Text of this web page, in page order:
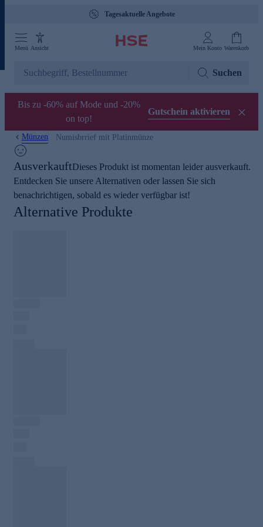
Tagesaktuelle Angebote
Menü Ansicht Mein Konto Warenkorb
Suchen
Bis zu -60% auf Mode und -20%
on top!
Gutschein aktivieren
Münzen Numisbrrief mit Platinmünze
AusverkauftDieses Produkt ist momentan leider ausverkauft.
Entdecken Sie unsere Alternativen oder lassen Sie sich
benachrichtigen, sobald es wieder verfügbar ist!
Alternative Produkte